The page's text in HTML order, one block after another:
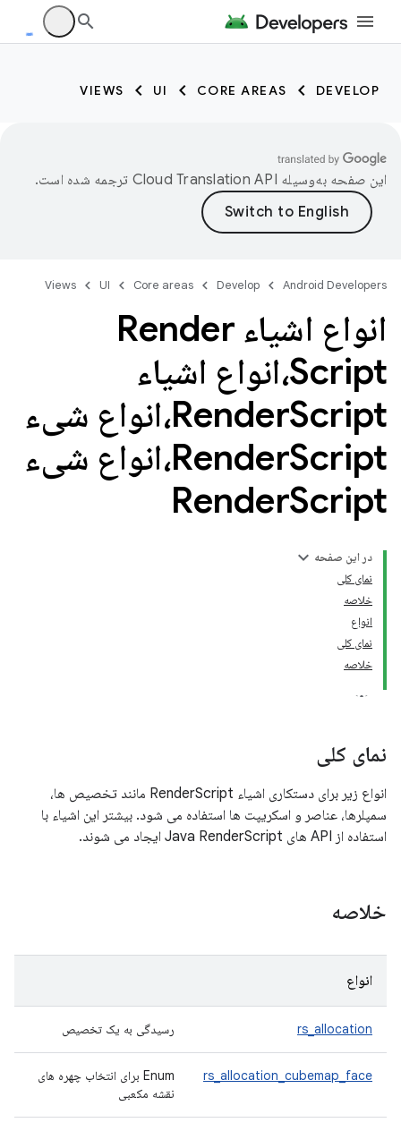
DEVELOP
CORE AREAS
UI
VIEWS
این صفحه به‌وسیله ترجمه شده است.
Android Developers
Develop
Core areas
UI
Views
انواع اشیاء Render
Script،انواع اشیاء
RenderScript،انواع شیء
RenderScript،انواع شیء
RenderScript
در این صفحه
نمای کلی
خلاصه
انواع
نمای کلی
خلاصه
نمای کلی
انواع زیر برای دستکاری اشیاء RenderScript مانند تخصیص ها،
سمپلرها، عناصر و اسکریپت ها استفاده می شود. بیشتر این اشیاء با
استفاده از API های Java RenderScript ایجاد می شوند.
خلاصه
انواع
rs_allocation رسیدگی به یک تخصیص
rs_allocation_cubemap_face
Enum برای انتخاب چهره های
نقشه مکعبی